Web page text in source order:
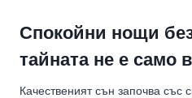
Спокойни нощи
тайната не е само
Качественият сън започва със